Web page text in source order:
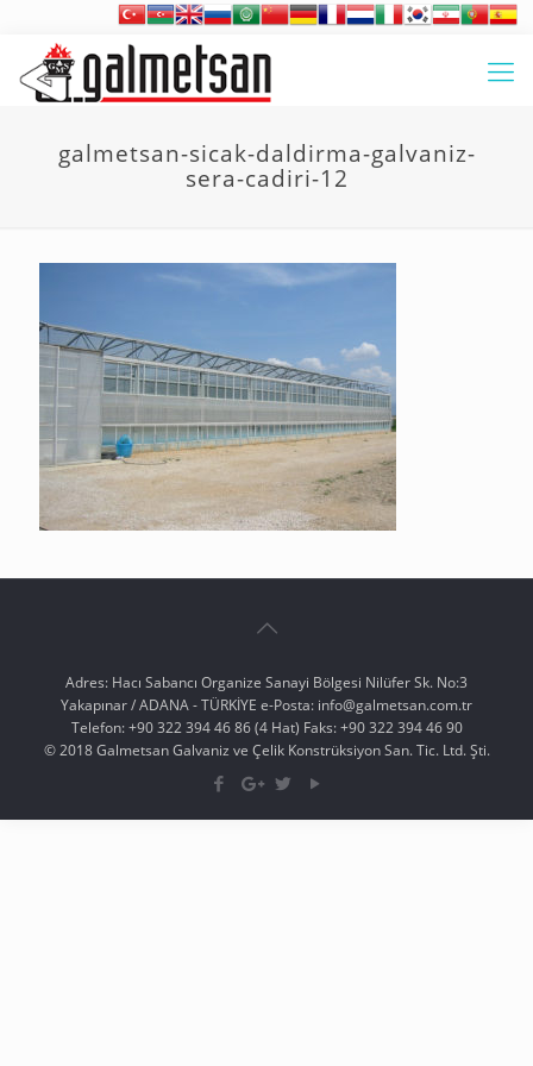
galmetsan-sicak-daldirma-galvaniz-
sera-cadiri-12
Adres: Hacı Sabancı Organize Sanayi Bölgesi Nilüfer Sk. No:3
Yakapınar / ADANA - TÜRKİYE e-Posta: info@galmetsan.com.tr
Telefon: +90 322 394 46 86 (4 Hat) Faks: +90 322 394 46 90
© 2018 Galmetsan Galvaniz ve Çelik Konstrüksiyon San. Tic. Ltd. Şti.